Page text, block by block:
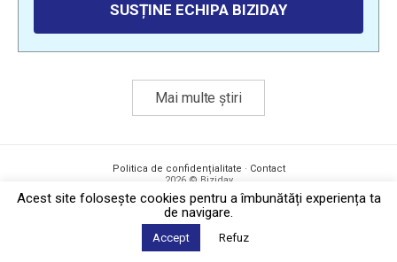
SUSȚINE ECHIPA BIZIDAY
Mai multe știri
Politica de confidențialitate · Contact
2026 © Biziday
Acest site foloseşte cookies pentru a îmbunătăți experiența ta
de navigare.
Accept Refuz